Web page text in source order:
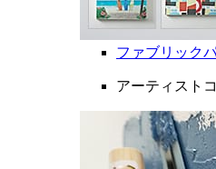
ファブリック
アーティスト